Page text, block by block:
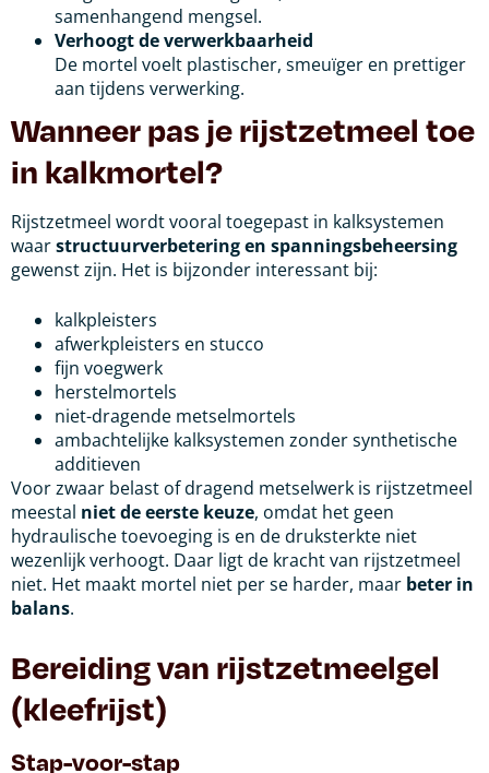
samenhangend mengsel.
Verhoogt de verwerkbaarheid
De mortel voelt plastischer, smeuïger en prettiger
aan tijdens verwerking.
Wanneer pas je rijstzetmeel toe
in kalkmortel?
Rijstzetmeel wordt vooral toegepast in kalksystemen
waarstructuurverbetering en spanningsbeheersing
gewenst zijn. Het is bijzonder interessant bij:
kalkpleisters
afwerkpleisters en stucco
fijn voegwerk
herstelmortels
niet-dragende metselmortels
ambachtelijke kalksystemen zonder synthetische
additieven
Voor zwaar belast of dragend metselwerk is rijstzetmeel
meestal niet de eerste keuze, omdat het geen
hydraulische toevoeging is en de druksterkte niet
wezenlijk verhoogt. Daar ligt de kracht van rijstzetmeel
niet. Het maakt mortel niet per se harder, maar beter in
balans.
Bereiding van rijstzetmeelgel
(kleefrijst)
Stap-voor-stap